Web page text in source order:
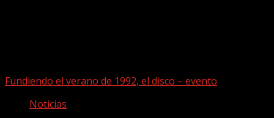
Fundiendo el verano de 1992, el disco – evento
Noticias